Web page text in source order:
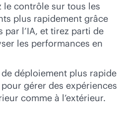
le contrôle sur tous les
plus rapidement grâce
l’IA, et tirez parti de
les performances en
déploiement plus rapide
gérer des expériences
comme à l’extérieur.